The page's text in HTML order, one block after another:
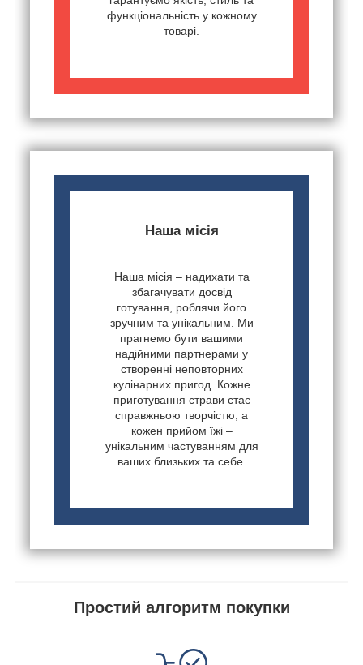
функціональність у кожному
товарі.
Наша місія
Наша місія – надихати та
збагачувати досвід
готування, роблячи його
зручним та унікальним. Ми
прагнемо бути вашими
надійними партнерами у
створенні неповторних
кулінарних пригод. Кожне
приготування страви стає
справжньою творчістю, а
кожен прийом їжі –
унікальним частуванням для
ваших близьких та себе.
Простий алгоритм покупки